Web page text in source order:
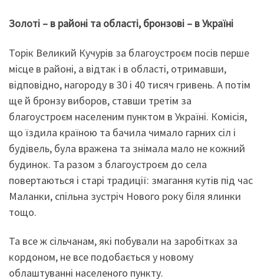
Золоті – в районі та області, бронзові – в Україні
Торік Великий Кучурів за благоустроєм посів перше
місце в районі, а відтак і в області, отримавши,
відповідно, нагороду в 30 і 40 тисяч гривень. А потім
ще й бронзу виборов, ставши третім за
благоустроєм населеним пунктом в Україні. Комісія,
що їздила країною та бачила чимало гарних сіл і
будівель, була вражена та знімала мало не кожний
будинок. Та разом з благоустроєм до села
повертаються і старі традиції: змагання кутів під час
Маланки, спільна зустріч Нового року біля ялинки
тощо.
Та все ж сільчанам, які побували на заробітках за
кордоном, не все подобається у новому
облаштуванні населеного пункту.